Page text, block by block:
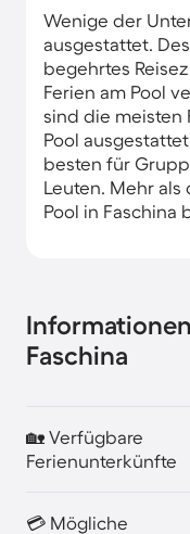
Wenige der
ausgestattet.
begehrtes
Ferien am Pool
sind die meisten
Pool
besten für
Leuten. Mehr
Pool in Faschina
Faschina
🏡 Verfügbare
Ferienunterkünfte
💳 Mögliche